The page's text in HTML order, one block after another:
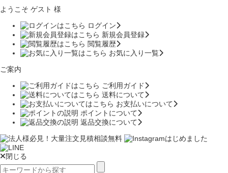
ようこそ ゲスト 様
ログイン
新規会員登録
閲覧履歴
お気に入り一覧
ご案内
ご利用ガイド
送料について
お支払いについて
ポイントについて
返品交換について
閉じる